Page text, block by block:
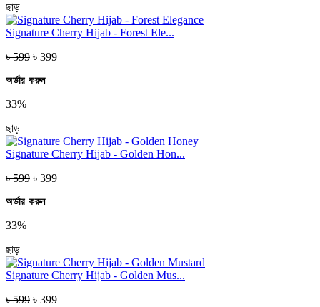
ছাড়
Signature Cherry Hijab - Forest Ele...
৳ 599 ৳ 399
অর্ডার করুন
33%
ছাড়
Signature Cherry Hijab - Golden Hon...
৳ 599 ৳ 399
অর্ডার করুন
33%
ছাড়
Signature Cherry Hijab - Golden Mus...
৳ 599 ৳ 399